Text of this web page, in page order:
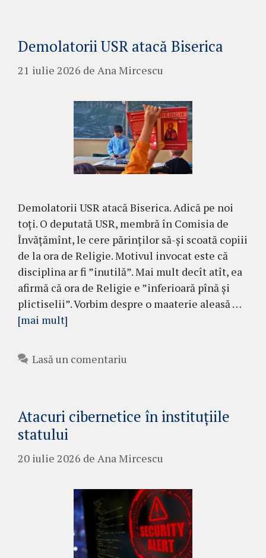
Demolatorii USR atacă Biserica
21 iulie 2026 de Ana Mircescu
Demolatorii USR atacă Biserica. Adică pe noi
toți. O deputată USR, membră în Comisia de
Învățămînt, le cere părinților să-și scoată copiii
de la ora de Religie. Motivul invocat este că
disciplina ar fi ”inutilă”. Mai mult decît atît, ea
afirmă că ora de Religie e ”inferioară pînă și
plictiselii”. Vorbim despre o maaterie aleasă …
[mai mult]
Lasă un comentariu
Atacuri cibernetice în instituțiile
statului
20 iulie 2026 de Ana Mircescu